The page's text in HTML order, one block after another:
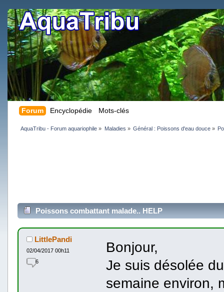
Forum Encyclopédie Mots-clés
AquaTribu - Forum aquariophile » Maladies » Général : Poissons d'eau douce»
Poissons combattant malade.. HELP
LittlePandi
02/04/2017 00h11
6
Bonjour,
Je suis désolée
semaine environ,